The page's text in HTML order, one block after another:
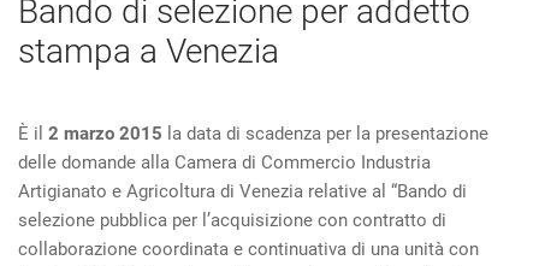
Bando di selezione per addetto
stampa a Venezia
È il 2 marzo 2015 la data di scadenza per la presentazione
delle domande alla Camera di Commercio Industria
Artigianato e Agricoltura di Venezia relative al “Bando di
selezione pubblica per l’acquisizione con contratto di
collaborazione coordinata e continuativa di una unità con